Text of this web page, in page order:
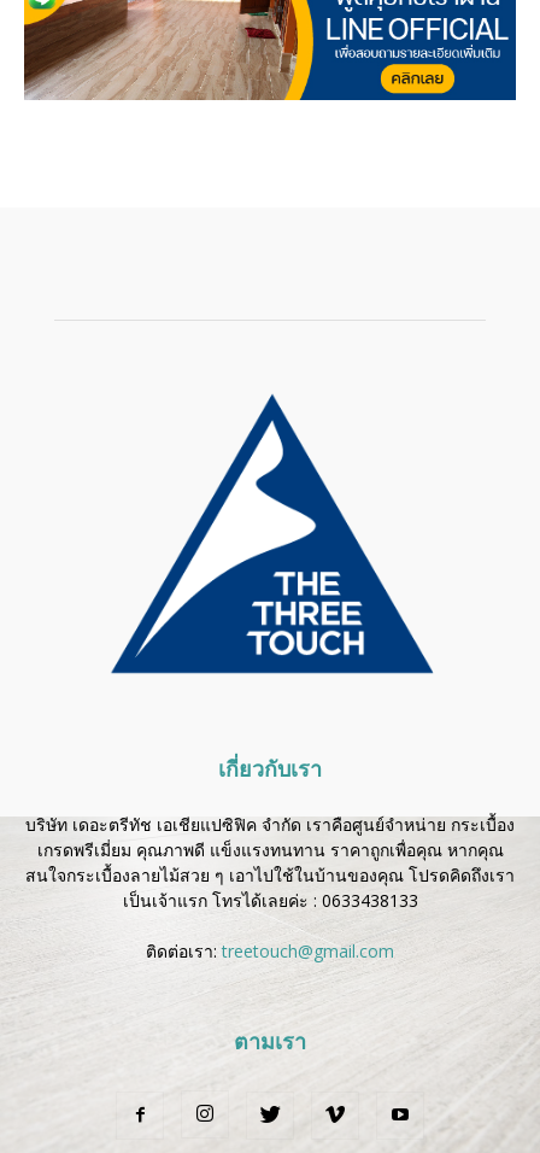
เกี่ยวกับเรา
บริษัท เดอะตรีทัช เอเชียแปซิฟิค จำกัด เราคือศูนย์จำหน่าย กระเบื้อง
เกรดพรีเมี่ยม คุณภาพดี แข็งแรงทนทาน ราคาถูกเพื่อคุณ หากคุณ
สนใจกระเบื้องลายไม้สวย ๆ เอาไปใช้ในบ้านของคุณ โปรดคิดถึงเรา
เป็นเจ้าแรก โทรได้เลยค่ะ : 0633438133
ติดต่อเรา:treetouch@gmail.com
ตามเรา